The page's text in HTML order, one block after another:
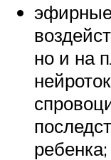
но и на
ребенка;